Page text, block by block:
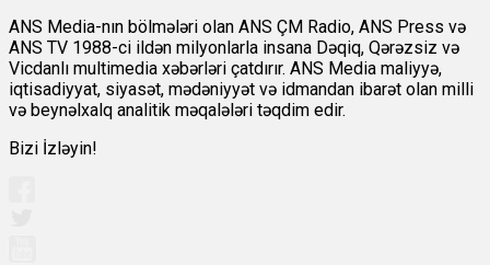
ANS Media-nın bölmələri olan ANS ÇM Radio, ANS Press və
ANS TV 1988-ci ildən milyonlarla insana Dəqiq, Qərəzsiz və
Vicdanlı multimedia xəbərləri çatdırır. ANS Media maliyyə,
iqtisadiyyat, siyasət, mədəniyyət və idmandan ibarət olan milli
və beynəlxalq analitik məqalələri təqdim edir.
Bizi İzləyin!